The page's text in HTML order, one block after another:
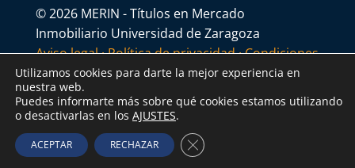
© 2026 MERIN - Títulos en Mercado
Inmobiliario Universidad de Zaragoza
Aviso legal·Política de privacidad·Condiciones
generales
Utilizamos cookies para darte la mejor experiencia en
nuestra web.
Puedes informarte más sobre qué cookies estamos utilizando
o desactivarlas en los AJUSTES.
ACEPTAR RECHAZAR Cerrar el banner de cookies